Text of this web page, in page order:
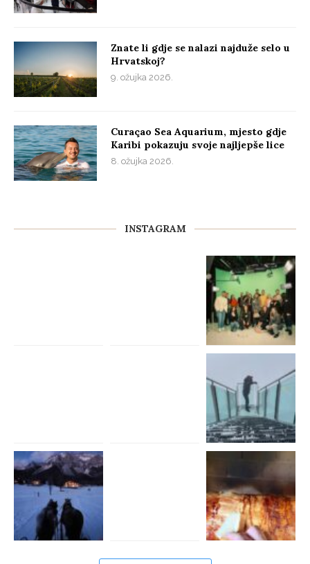
Znate li gdje se nalazi najduže selo u
Hrvatskoj?
9. ožujka 2026.
Curaçao Sea Aquarium, mjesto gdje
Karibi pokazuju svoje najljepše lice
8. ožujka 2026.
INSTAGRAM